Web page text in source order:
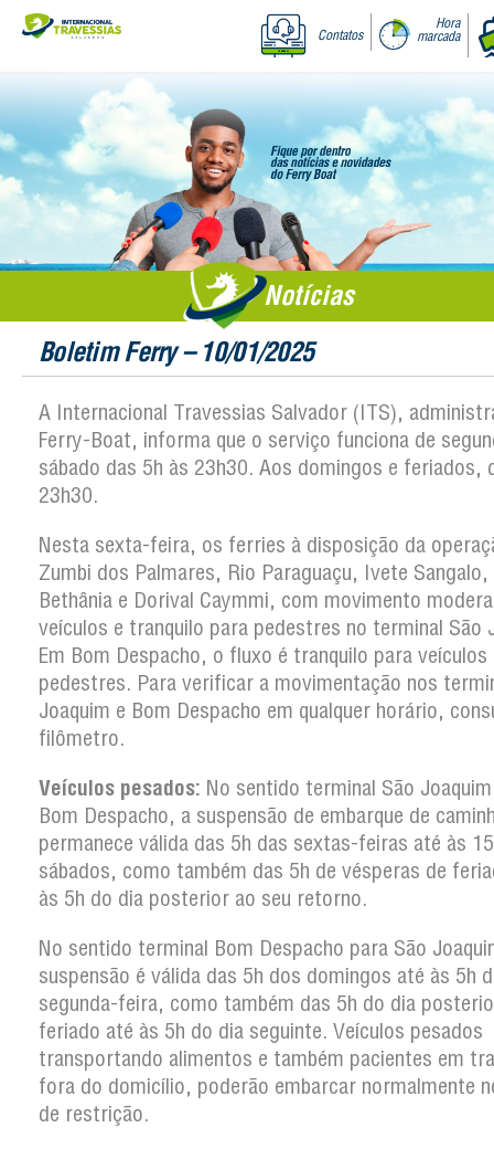
Contatos
Hora
marcada
Notícias
Boletim Ferry – 10/01/2025
A Internacional Travessias Salvador (ITS),
Ferry-Boat, informa que o serviço funciona de
sábado das 5h às 23h30. Aos domingos e feriados,
23h30.
Nesta sexta-feira, os ferries à disposição da
Zumbi dos Palmares, Rio Paraguaçu, Ivete Sangalo,
Bethânia e Dorival Caymmi, com movimento
veículos e tranquilo para pedestres no terminal São
Em Bom Despacho, o fluxo é tranquilo para veículos
pedestres. Para verificar a movimentação nos
Joaquim e Bom Despacho em qualquer horário,
filômetro.
Veículos pesados: No sentido terminal São
Bom Despacho, a suspensão de embarque de
permanece válida das 5h das sextas-feiras até às
sábados, como também das 5h de vésperas de
às 5h do dia posterior ao seu retorno.
No sentido terminal Bom Despacho para São
suspensão é válida das 5h dos domingos até às 5h
segunda-feira, como também das 5h do dia
feriado até às 5h do dia seguinte. Veículos pesados
transportando alimentos e também pacientes em
fora do domicílio, poderão embarcar normalmente
de restrição.